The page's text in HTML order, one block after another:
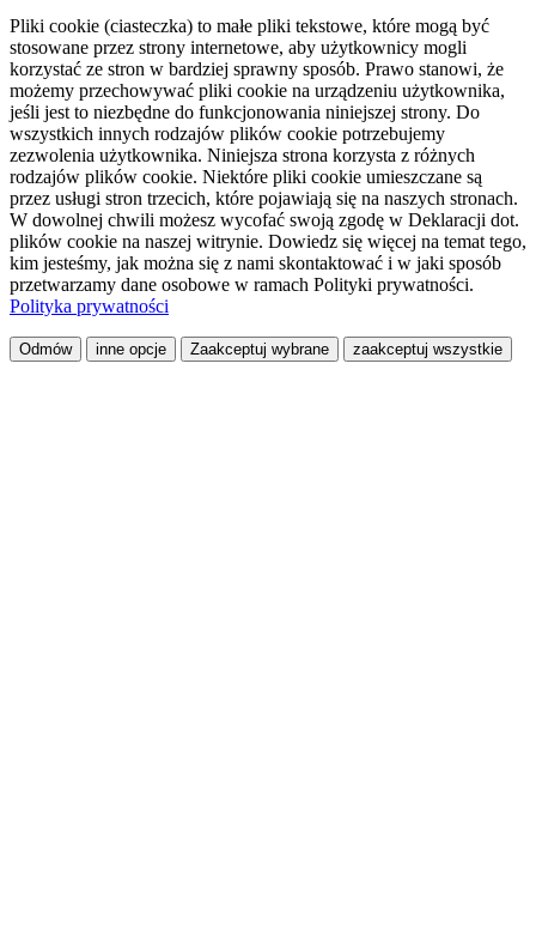
Pliki cookie (ciasteczka) to małe pliki tekstowe, które mogą być
stosowane przez strony internetowe, aby użytkownicy mogli
korzystać ze stron w bardziej sprawny sposób. Prawo stanowi, że
możemy przechowywać pliki cookie na urządzeniu użytkownika,
jeśli jest to niezbędne do funkcjonowania niniejszej strony. Do
wszystkich innych rodzajów plików cookie potrzebujemy
zezwolenia użytkownika. Niniejsza strona korzysta z różnych
rodzajów plików cookie. Niektóre pliki cookie umieszczane są
przez usługi stron trzecich, które pojawiają się na naszych stronach.
W dowolnej chwili możesz wycofać swoją zgodę w Deklaracji dot.
plików cookie na naszej witrynie. Dowiedz się więcej na temat tego,
kim jesteśmy, jak można się z nami skontaktować i w jaki sposób
przetwarzamy dane osobowe w ramach Polityki prywatności.
Polityka prywatności
Odmów inne opcje Zaakceptuj wybrane zaakceptuj wszystkie